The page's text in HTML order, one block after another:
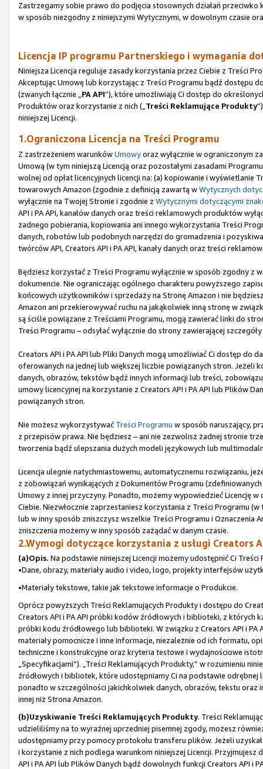
Zastrzegamy sobie prawo do podjęcia stosownych działań
w sposób niezgodny z niniejszymi Wytycznymi, w dowolnym czasie
Licencja IP programu Partnerskiego i wymagania
Niniejsza Licencja reguluje zasady korzystania przez Ciebie z Treści
Akceptując Umowę lub korzystając z Treści Programu bądź dostępu
(zwanych łącznie „PA API”), które umożliwiają Ci dostęp do
Produktów oraz korzystanie z nich („Treści Reklamujące Produkty
niniejszej Licencji.
1.Ograniczona Licencja na Treści Programu
Z zastrzeżeniem warunkówUmowyoraz wyłącznie w ograniczonym
Umową (w tym niniejszą Licencją oraz pozostałymi zasadami
wolnej od opłat licencyjnych licencji na: (a) kopiowanie i wyświetlanie
towarowych Amazon (zgodnie z definicją zawartą wWytycznych
wyłącznie na Twojej Stronie i zgodnie z Wytycznymi dotyczącymi
API i PA API, kanałów danych oraz treści reklamowych produktów
żadnego pobierania, kopiowania ani innego wykorzystania Treści
danych, robotów lub podobnych narzędzi do gromadzenia i
twórców API, Creators API i PA API, kanały danych oraz treści
Będziesz korzystać z Treści Programu wyłącznie w sposób zgodny z
dokumencie. Nie ograniczając ogólnego charakteru powyższego
końcowych użytkowników i sprzedaży na Stronę Amazon i nie
Amazon ani przekierowywać ruchu na jakąkolwiek inną stronę w
są ściśle powiązane z Treściami Programu, mogą zawierać linki do
Treści Programu – odsyłać wyłącznie do strony zawierającej
Creators API i PA API lub Pliki Danych mogą umożliwiać Ci dostęp
oferowanych na jednej lub większej liczbie powiązanych stron. Jeżeli
danych, obrazów, tekstów bądź innych informacji lub treści,
umowy licencyjnej na korzystanie z Creators API i PA API lub Plików
powiązanych stron.
Nie możesz wykorzystywać Treści Programu w sposób naruszający,
z przepisów prawa. Nie będziesz – ani nie zezwolisz żadnej stronie
tworzenia bądź ulepszania dużych modeli językowych lub
Licencja ulegnie natychmiastowemu, automatycznemu rozwiązaniu,
z zobowiązań wynikających z Dokumentów Programu
Umowy z innej przyczyny. Ponadto, możemy wypowiedzieć Licencję
Ciebie. Niezwłocznie zaprzestaniesz korzystania z Treści Programu
lub w inny sposób zniszczysz wszelkie Treści Programu i Oznaczenia
zniszczenia możemy w inny sposób zażądać w danym czasie.
2.Wymogi dotyczące korzystania z usługi Creators
(a)Opis. Na podstawie niniejszej Licencji możemy udostępnić Ci
•Dane, obrazy, materiały audio i video, logo, projekty interfejsów
•Materiały tekstowe, takie jak tekstowe informacje o Produkcie.
Oprócz powyższych Treści Reklamujących Produkty i dostępu do
Creators API i PA API próbki kodów źródłowych i biblioteki, z których
próbki kodu źródłowego lub biblioteki. W związku z Creators API i
materiały pomocnicze i inne informacje, niezależnie od ich formatu,
techniczne i konstrukcyjne oraz kryteria testowe i wydajnościowe
„Specyfikacjami”). „Treści Reklamujących Produkty,” w rozumieniu
źródłowych i bibliotek, które udostępniamy Ci na podstawie odrębnej
ponadto w szczególności jakichkolwiek danych, obrazów, tekstu
innej niż Strona Amazon.
(b)Uzyskiwanie Treści Reklamujących Produkty. Treści
udzieliliśmy na to wyraźnej uprzedniej pisemnej zgody, możesz
udostępniamy przy pomocy protokołu transferu plików. Jeżeli
i korzystanie z nich podlega warunkom niniejszej Licencji.
API i PA API lub Plików Danych bądź dowolnych funkcji Creators API i